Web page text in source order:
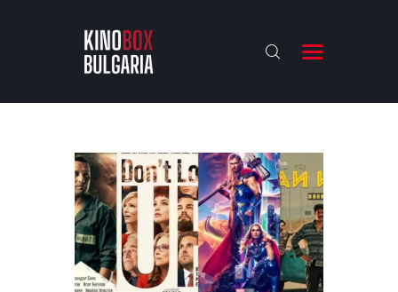
KINOBOX BULGARIA
АНАЛИЗИ
БАХТИ НАГРАДИТЕ
ИНТЕРВЮТА
ЗА НАС